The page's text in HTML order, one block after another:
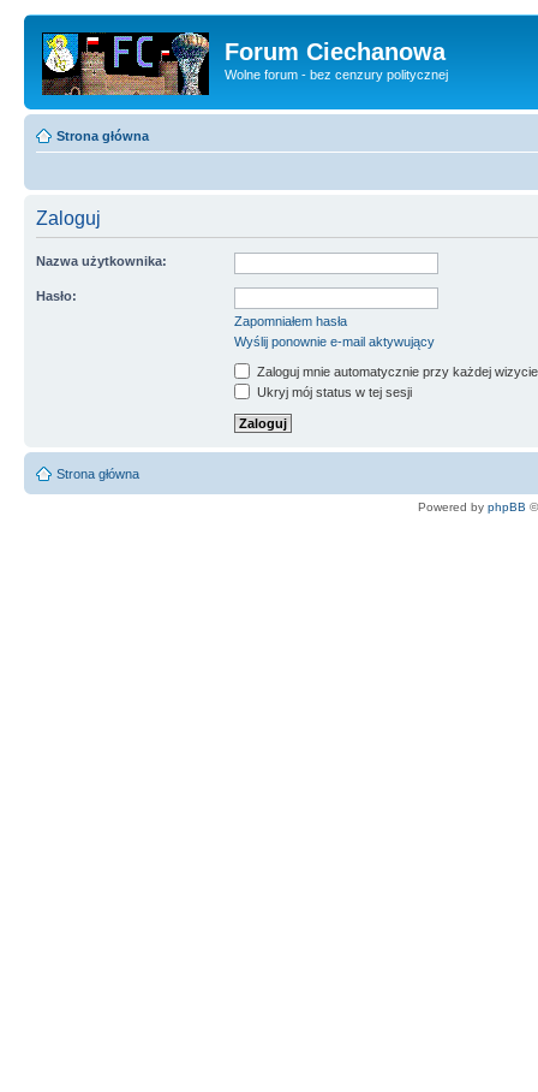
Forum Ciechanowa
Wolne forum - bez cenzury politycznej
Strona główna
Zaloguj
Nazwa użytkownika:
Hasło:
Zapomniałem hasła
Wyślij ponownie e-mail aktywujący
Zaloguj mnie automatycznie przy każdej wizycie
Ukryj mój status w tej sesji
Strona główna
Powered by phpBB